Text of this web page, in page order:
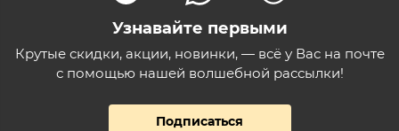
Узнавайте первыми
Крутые скидки, акции, новинки, — всё у Вас на почте
с помощью нашей волшебной рассылки!
Подписаться